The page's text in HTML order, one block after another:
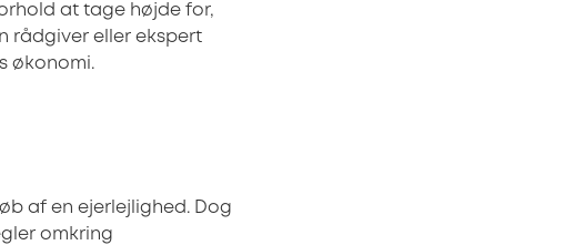
at tage højde for,
rådgiver eller ekspert
økonomi.
af en ejerlejlighed. Dog
omkring